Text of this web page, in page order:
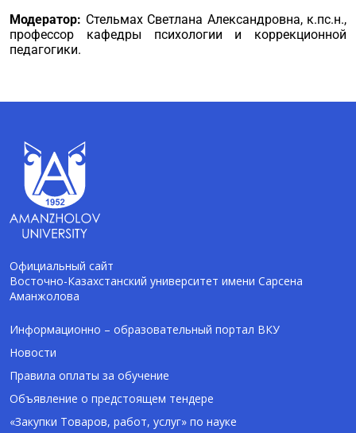
Модератор: Стельмах Светлана Александровна, к.пс.н.,
профессор кафедры психологии и коррекционной
педагогики.
Официальный сайт
Восточно-Казахстанский университет имени Сарсена
Аманжолова
Информационно – образовательный портал ВКУ
Новости
Правила оплаты за обучение
Объявление о предстоящем тендере
«Закупки Товаров, работ, услуг» по науке
Помощник Amanzholov University
Здравствуйте! Я AI-Talapker — помощник
ВКУ им. Сарсена Аманжолова (ВКУ). Отвечу
на вопросы о поступлении в бакалавриат,